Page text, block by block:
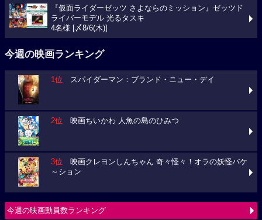
『仮面ライダーゼッツ さよならのミッション』ゼッツド
ライバーモデル 光るタスキ
4名様 [〆8/6(木)]
今週の映画ランキング
1位 スパイダーマン：ブランド・ニュー・デイ
2位 映画ちいかわ 人魚の島のひみつ
3位 映画クレヨンしんちゃん 奇々怪々！オラの妖怪バケ
～ション
今週の映画動員数ランキング